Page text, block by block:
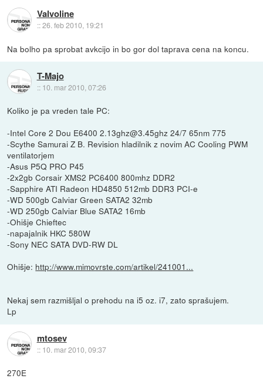
Valvoline
::26. feb 2010, 19:21
Na bolho pa sprobat avkcijo in bo gor dol taprava cena na koncu.
T-Majo
:: 10. mar 2010, 07:26
Koliko je pa vreden tale PC:
-Intel Core 2 Dou E6400 2.13ghz@3.45ghz 24/7 65nm 775
-Scythe Samurai Z B. Revision hladilnik z novim AC Cooling PWM
ventilatorjem
-Asus P5Q PRO P45
-2x2gb Corsair XMS2 PC6400 800mhz DDR2
-Sapphire ATI Radeon HD4850 512mb DDR3 PCI-e
-WD 500gb Calviar Green SATA2 32mb
-WD 250gb Calviar Blue SATA2 16mb
-Ohišje Chieftec
-napajalnik HKC 580W
-Sony NEC SATA DVD-RW DL
Ohišje: http://www.mimovrste.com/artikel/241001...
Nekaj sem razmišljal o prehodu na i5 oz. i7, zato sprašujem.
Lp
mtosev
:: 10. mar 2010, 09:37
270E